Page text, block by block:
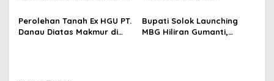
Batu Cupak
Perolehan Tanah Ex HGU PT.
Danau Diatas Makmur di
Bupati Solok Launching
MBG Hiliran Gumanti,